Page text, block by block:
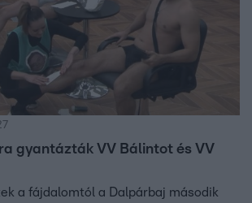
gyantázták VV Bálintot és VV
a fájdalomtól a Dalpárbaj második